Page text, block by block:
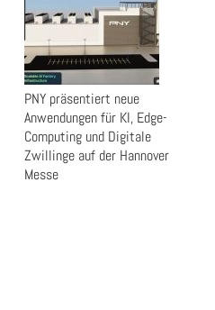
PNY präsentiert neue
Anwendungen für KI, Edge-
Computing und Digitale
Zwillinge auf der Hannover
Messe